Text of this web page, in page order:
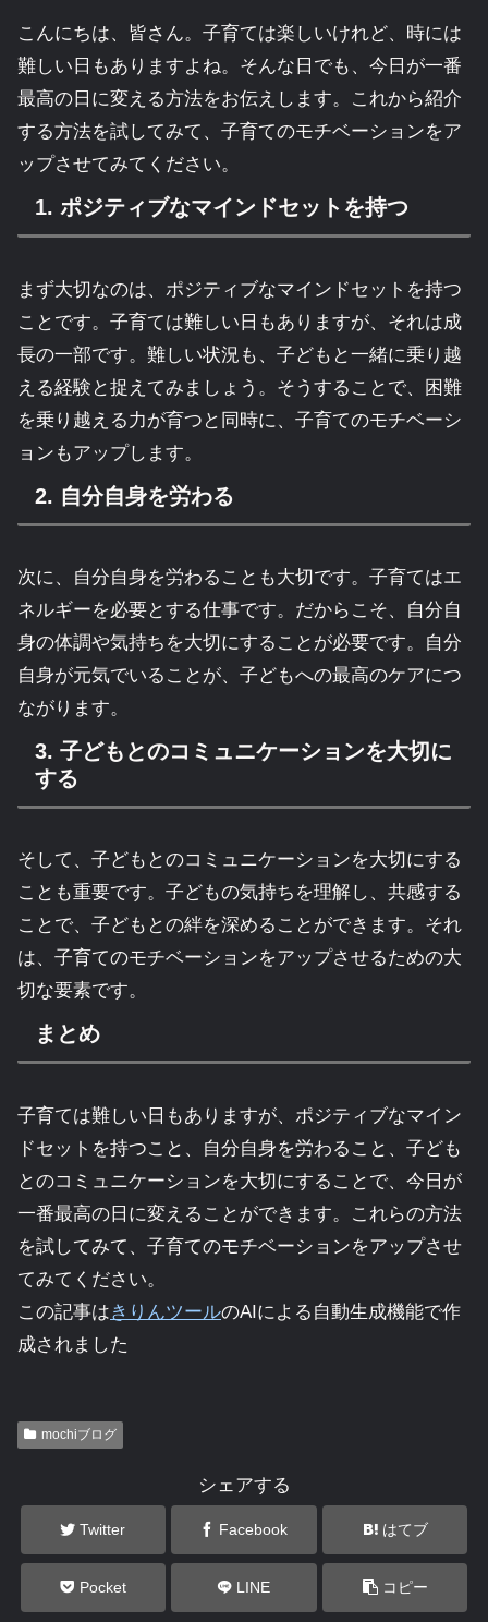
こんにちは、皆さん。子育ては楽しいけれど、時には
難しい日もありますよね。そんな日でも、今日が一番
最高の日に変える方法をお伝えします。これから紹介
する方法を試してみて、子育てのモチベーションをア
ップさせてみてください。
1. ポジティブなマインドセットを持つ
まず大切なのは、ポジティブなマインドセットを持つ
ことです。子育ては難しい日もありますが、それは成
長の一部です。難しい状況も、子どもと一緒に乗り越
える経験と捉えてみましょう。そうすることで、困難
を乗り越える力が育つと同時に、子育てのモチベーシ
ョンもアップします。
2. 自分自身を労わる
次に、自分自身を労わることも大切です。子育てはエ
ネルギーを必要とする仕事です。だからこそ、自分自
身の体調や気持ちを大切にすることが必要です。自分
自身が元気でいることが、子どもへの最高のケアにつ
ながります。
3. 子どもとのコミュニケーションを大切に
する
そして、子どもとのコミュニケーションを大切にする
ことも重要です。子どもの気持ちを理解し、共感する
ことで、子どもとの絆を深めることができます。それ
は、子育てのモチベーションをアップさせるための大
切な要素です。
まとめ
子育ては難しい日もありますが、ポジティブなマイン
ドセットを持つこと、自分自身を労わること、子ども
とのコミュニケーションを大切にすることで、今日が
一番最高の日に変えることができます。これらの方法
を試してみて、子育てのモチベーションをアップさせ
てみてください。
この記事はきりんツールのAIによる自動生成機能で作
成されました
mochiブログ
シェアする
Twitter Facebook はてブ
Pocket LINE コピー